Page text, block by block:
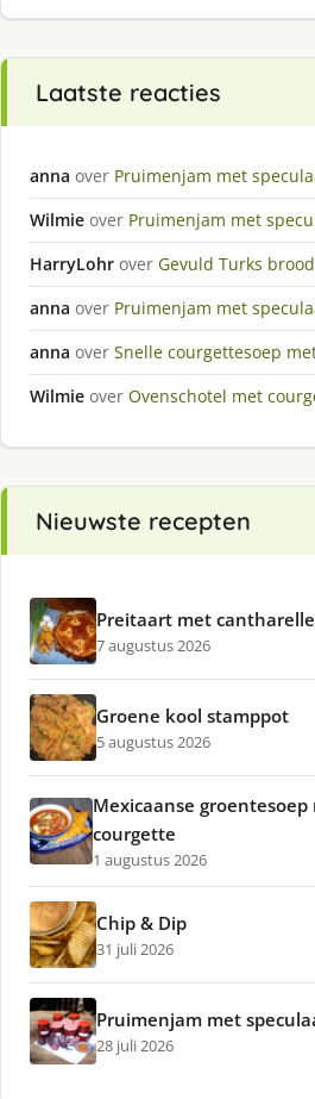
Laatste reacties
anna over Pruimenjam met
Wilmie over Pruimenjam met
HarryLohr over Gevuld Turks brood
anna over Pruimenjam met
anna over Snelle courgettesoep
Wilmie over Ovenschotel met
Nieuwste recepten
Preitaart met
7 augustus 2026
Groene kool stamppot
5 augustus 2026
Mexicaanse
courgette
1 augustus 2026
Chip & Dip
31 juli 2026
Pruimenjam met
28 juli 2026